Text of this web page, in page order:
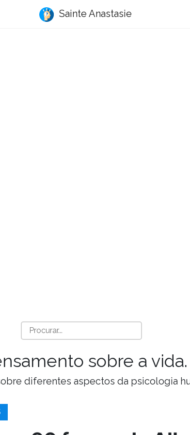
Sainte Anastasie
sobre a vida.
diferentes aspectos da psicologia